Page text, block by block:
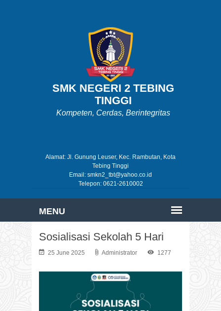
SMK NEGERI 2 TEBING
TINGGI
Kompeten, Cerdas, Berintegritas
Alamat: Jl. Gunung Leuser, Kec. Rambutan, Kota
Tebing Tinggi
Email: smkn2_tbt@yahoo.co.id
Telepon: 0621-2610002
Sosialisasi Sekolah 5 Hari
25 June 2025 Administrator 1277